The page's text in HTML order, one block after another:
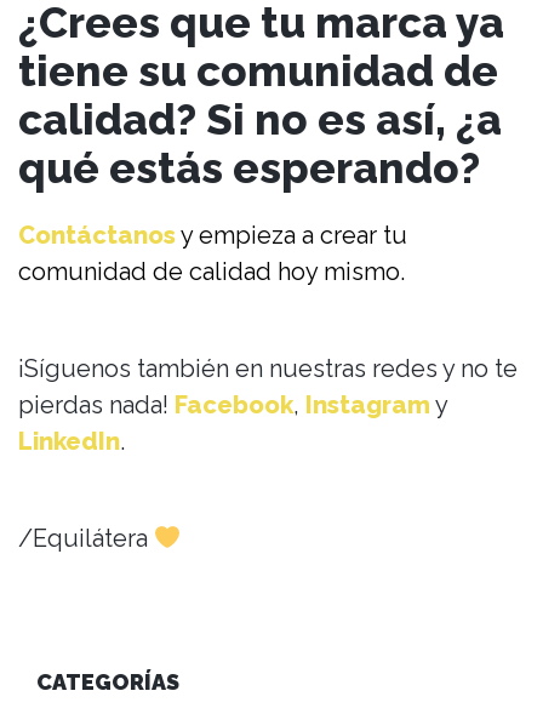
¿Crees que tu marca ya
tiene su comunidad de
calidad? Si no es así, ¿a
qué estás esperando?
Contáctanosy empieza a crear tu
comunidad de calidad hoy mismo.
¡Síguenos también en nuestras redes y no te
pierdas nada! Facebook, Instagram y
LinkedIn.
/Equilátera
CATEGORÍAS